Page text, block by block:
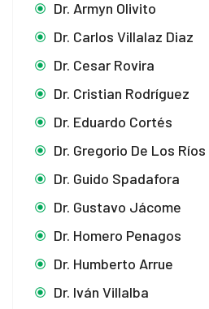
Dr. Armyn Olivito
Dr. Carlos Villalaz Diaz
Dr. Cesar Rovira
Dr. Cristian Rodríguez
Dr. Eduardo Cortés
Dr. Gregorio De Los
Dr. Guido Spadafora
Dr. Gustavo Jácome
Dr. Homero Penagos
Dr. Humberto Arrue
Dr. Iván Villalba